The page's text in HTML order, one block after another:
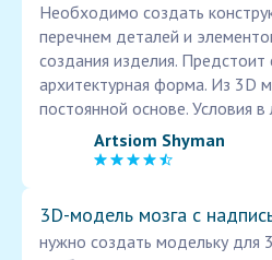
Необходимо создать
перечнем деталей и
создания изделия.
архитектурная форма. Из 3D
постоянной основе. Условия
Artsiom Shyman
3D-модель мозга с
нужно создать модельку для